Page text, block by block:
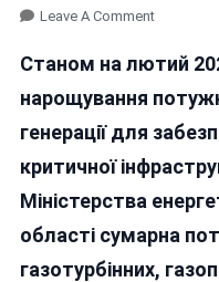
Leave A CommentOn
85,6
МВт
Генерації
Станом на лютий
нарощування
генерації для
критичної
Міністерства
області сумарна
газотурбінних,